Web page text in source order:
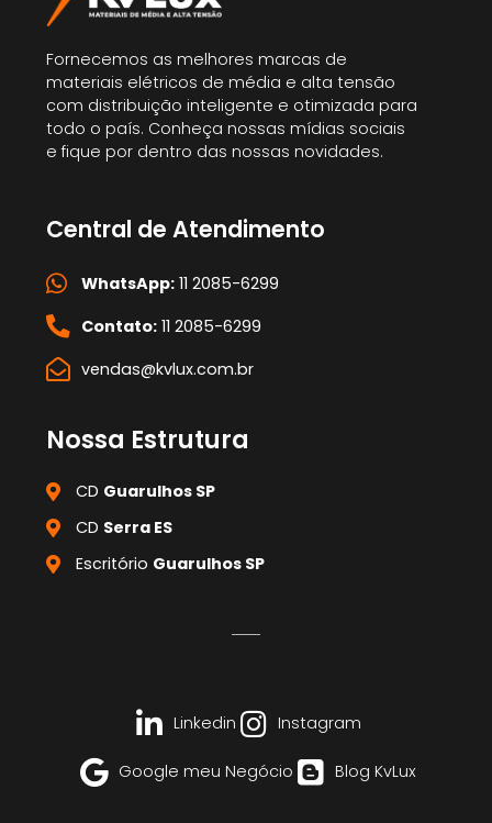
Fornecemos as melhores marcas de
materiais elétricos de média e alta tensão
com distribuição inteligente e otimizada para
todo o país. Conheça nossas mídias sociais
e fique por dentro das nossas novidades.
Central de Atendimento
WhatsApp:11 2085-6299
Contato:11 2085-6299
vendas@kvlux.com.br
Nossa Estrutura
CD Guarulhos SP
CD Serra ES
Escritório Guarulhos SP
Linkedin Instagram
Google meu Negócio Blog KvLux